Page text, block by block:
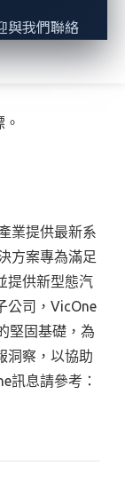
與我們聯絡
中。一級供
品以滿足眾
業提供最新系
方案專為滿足
提供新型態汽
公司， VicOne
堅固基礎，為
洞察，以協助
訊息請參考：